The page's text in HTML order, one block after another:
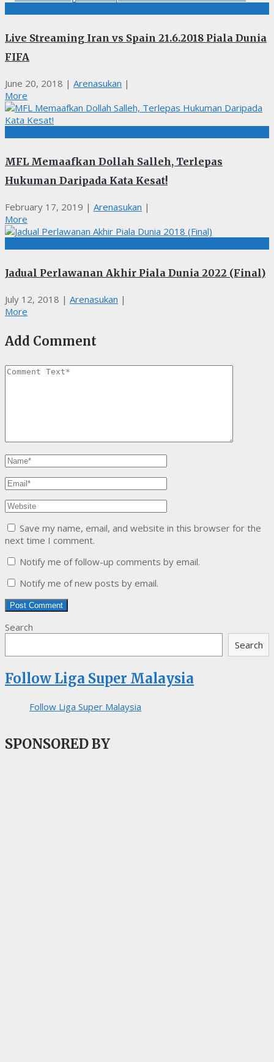
Live Streaming Iran vs Spain 21.6.2018 Piala Dunia
FIFA
June 20, 2018 | Arenasukan |
More
MFL Memaafkan Dollah Salleh, Terlepas
Hukuman Daripada Kata Kesat!
February 17, 2019 | Arenasukan |
More
Jadual Perlawanan Akhir Piala Dunia 2022 (Final)
July 12, 2018 | Arenasukan |
More
Add Comment
Save my name, email, and website in this browser for the
next time I comment.
Notify me of follow-up comments by email.
Notify me of new posts by email.
Search
Search
Follow Liga Super Malaysia
Follow Liga Super Malaysia
SPONSORED BY